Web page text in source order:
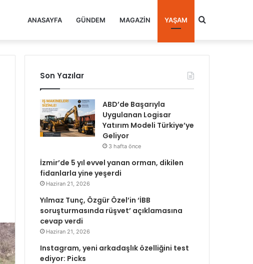
ANASAYFA GÜNDEM MAGAZIN YAŞAM Arama
Son Yazılar
ABD’de Başarıyla
Uygulanan Logisar
Yatırım Modeli Türkiye’ye
Geliyor
3 hafta önce
İzmir’de 5 yıl evvel yanan orman, dikilen
fidanlarla yine yeşerdi
Haziran 21, 2026
Yılmaz Tunç, Özgür Özel’in ‘İBB
soruşturmasında rüşvet’ açıklamasına
cevap verdi
Haziran 21, 2026
Instagram, yeni arkadaşlık özelliğini test
ediyor: Picks